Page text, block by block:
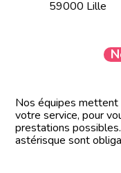
59000 Lille
Nos équipes
votre service, pour
prestations
astérisque sont